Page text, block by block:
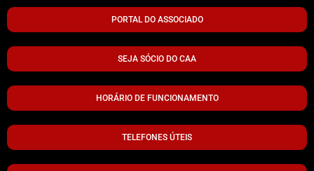
PORTAL DO ASSOCIADO
SEJA SÓCIO DO CAA
HORÁRIO DE FUNCIONAMENTO
TELEFONES ÚTEIS